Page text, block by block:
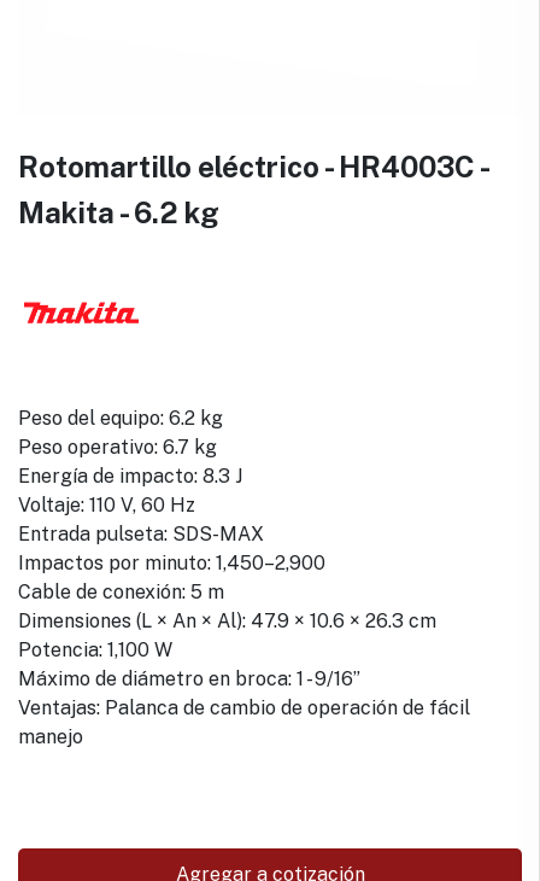
Rotomartillo eléctrico - HR4003C -
Makita - 6.2 kg
Peso del equipo: 6.2 kg
Peso operativo: 6.7 kg
Energía de impacto: 8.3 J
Voltaje: 110 V, 60 Hz
Entrada pulseta: SDS-MAX
Impactos por minuto: 1,450–2,900
Cable de conexión: 5 m
Dimensiones (L × An × Al): 47.9 × 10.6 × 26.3 cm
Potencia: 1,100 W
Máximo de diámetro en broca: 1 - 9/16”
Ventajas: Palanca de cambio de operación de fácil
manejo
Agregar a cotización